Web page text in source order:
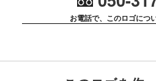
お電話で、このロゴにつ